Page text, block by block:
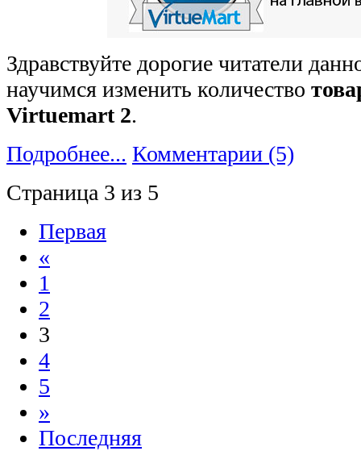
Здравствуйте дорогие читатели
научимся изменить количество
Virtuemart 2.
Подробнее... Комментарии (5)
Страница 3 из 5
Первая
«
1
2
3
4
5
»
Последняя